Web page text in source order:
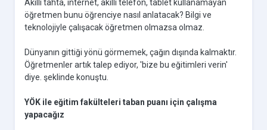
Akıllı tahta, internet, akıllı telefon, tablet kullanamayan
öğretmen bunu öğrenciye nasıl anlatacak? Bilgi ve
teknolojiyle çalışacak öğretmen olmazsa olmaz.
Dünyanın gittiği yönü görmemek, çağın dışında kalmaktır.
Öğretmenler artık talep ediyor, 'bize bu eğitimleri verin'
diye. şeklinde konuştu.
YÖK ile eğitim fakülteleri taban puanı için çalışma
yapacağız